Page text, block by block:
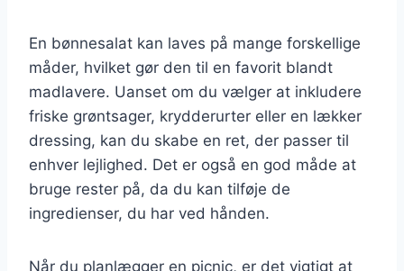
En bønnesalat kan laves på mange forskellige
måder, hvilket gør den til en favorit blandt
madlavere. Uanset om du vælger at inkludere
friske grøntsager, krydderurter eller en lækker
dressing, kan du skabe en ret, der passer til
enhver lejlighed. Det er også en god måde at
bruge rester på, da du kan tilføje de
ingredienser, du har ved hånden.
Når du planlægger en picnic, er det vigtigt at